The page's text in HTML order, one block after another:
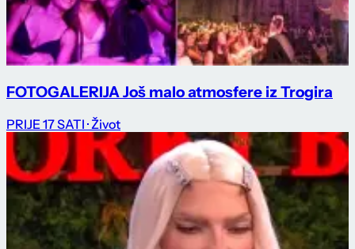
FOTOGALERIJA Još malo atmosfere iz Trogira
PRIJE 17 SATI · Život